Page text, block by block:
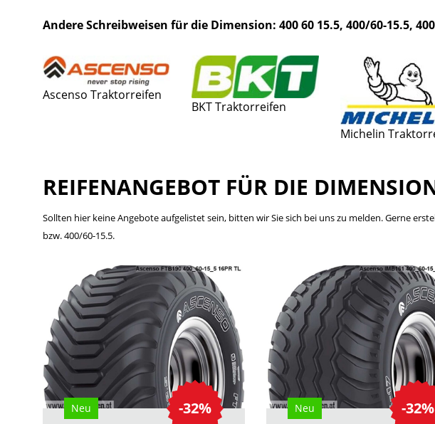
Andere Schreibweisen für die Dimension: 400 60 15.5, 400/60-15.5,
Ascenso Traktorreifen
BKT Traktorreifen
Michelin
REIFENANGEBOT FÜR DIE
Sollten hier keine Angebote aufgelistet sein, bitten wir Sie sich bei uns zu melden. Gerne
bzw. 400/60-15.5.
-32%
Neu -32%
Neu